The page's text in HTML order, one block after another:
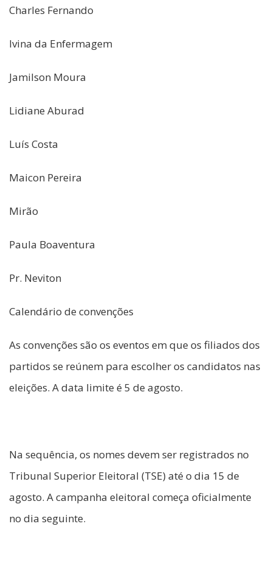
Charles Fernando
Ivina da Enfermagem
Jamilson Moura
Lidiane Aburad
Luís Costa
Maicon Pereira
Mirão
Paula Boaventura
Pr. Neviton
Calendário de convenções
As convenções são os eventos em que os filiados dos
partidos se reúnem para escolher os candidatos nas
eleições. A data limite é 5 de agosto.
Na sequência, os nomes devem ser registrados no
Tribunal Superior Eleitoral (TSE) até o dia 15 de
agosto. A campanha eleitoral começa oficialmente
no dia seguinte.